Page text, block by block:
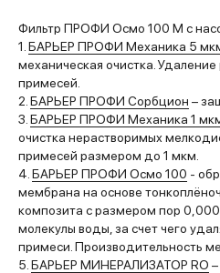
Фильтр ПРОФИ Осмо 100 М с
1. БАРЬЕР ПРОФИ Механика 5
механическая очистка.
примесей.
2. БАРЬЕР ПРОФИ Сорбцион –
3. БАРЬЕР ПРОФИ Механика 1
очистка нерастворимых
примесей размером до 1 мкм.
4. БАРЬЕР ПРОФИ Осмо 100 -
мембрана на основе
композита с размером пор
молекулы воды, за счет чего
примеси. Производительность
5. БАРЬЕР МИНЕРАЛИЗАТОР RO